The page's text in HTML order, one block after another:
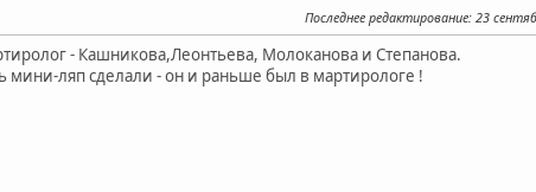
Последнее редактирование: 23
- Кашникова,Леонтьева, Молоканова и Степанова.
ляп сделали - он и раньше был в мартирологе !